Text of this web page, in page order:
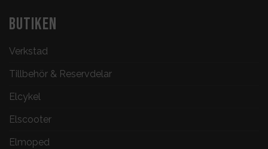
BUTIKEN
Verkstad
Tillbehör & Reservdelar
Elcykel
Elscooter
Elmoped